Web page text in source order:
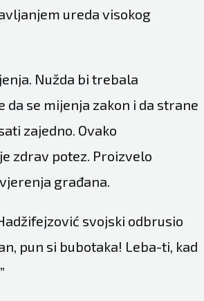
ureda visokog
Nužda bi trebala
se mijenja zakon i da strane
zajedno. Ovako
zdrav potez. Proizvelo
građana.
svojski odbrusio
pun si bubotaka! Leba-ti, kad